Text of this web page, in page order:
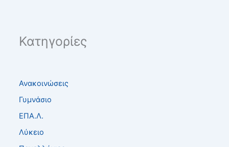
Κατηγορίες
Ανακοινώσεις
Γυμνάσιο
ΕΠΑ.Λ.
Λύκειο